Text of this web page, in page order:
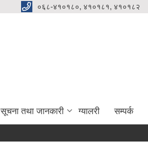
०६८-४१०१८०, ४१०१८१, ४१०१८२
सूचना तथा जानकारी ग्यालरी सम्पर्क